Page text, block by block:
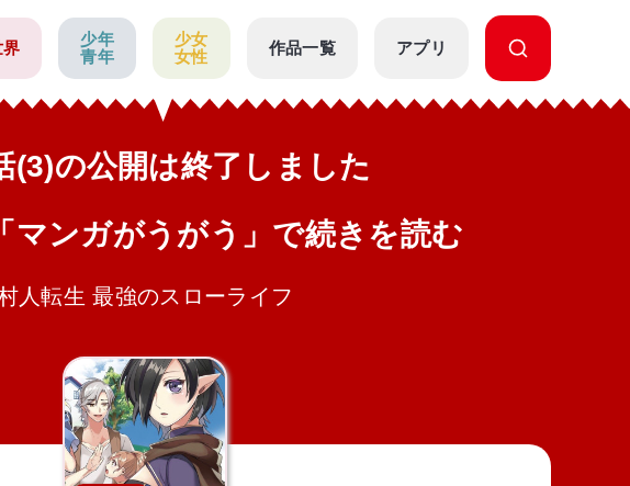
界
少年
青年
少女
女性
作品一覧 アプリ
(3)の公開は終了しました
マンガがうがう」で続きを読む
人転生 最強のスローライフ